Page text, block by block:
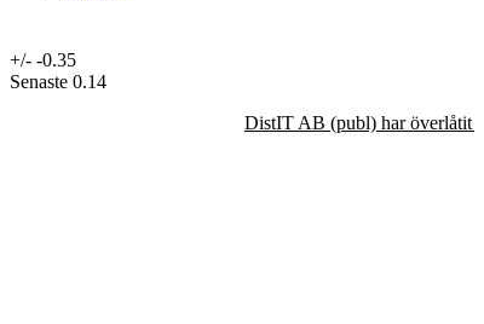
+/- -0.35
Senaste 0.14
DistIT AB (publ) har överlåtit